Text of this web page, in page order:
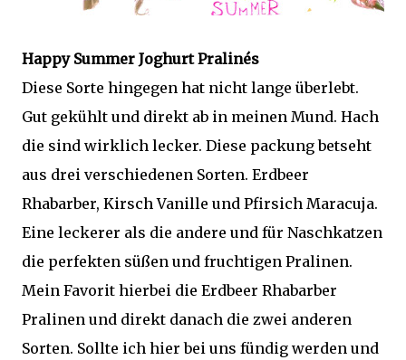
Happy Summer Joghurt Pralinés
Diese Sorte hingegen hat nicht lange überlebt.
Gut gekühlt und direkt ab in meinen Mund. Hach
die sind wirklich lecker. Diese packung betseht
aus drei verschiedenen Sorten. Erdbeer
Rhabarber, Kirsch Vanille und Pfirsich Maracuja.
Eine leckerer als die andere und für Naschkatzen
die perfekten süßen und fruchtigen Pralinen.
Mein Favorit hierbei die Erdbeer Rhabarber
Pralinen und direkt danach die zwei anderen
Sorten. Sollte ich hier bei uns fündig werden und